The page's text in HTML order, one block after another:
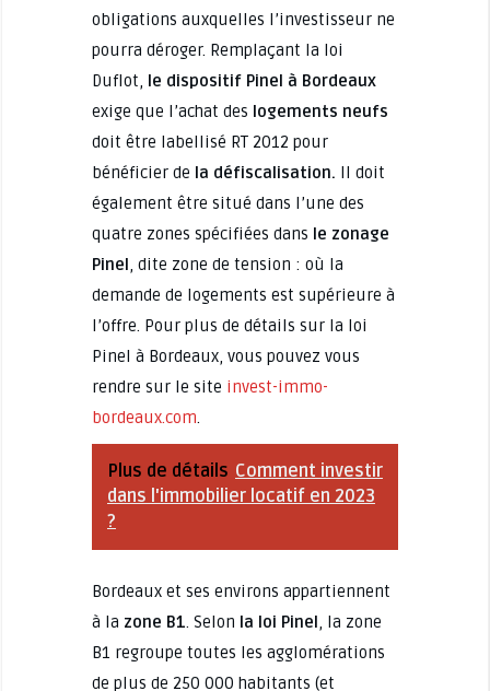
obligations auxquelles l’investisseur ne
pourra déroger. Remplaçant la loi
Duflot, le dispositif Pinel à Bordeaux
exige que l’achat des logements neufs
doit être labellisé RT 2012 pour
bénéficier de la défiscalisation. Il doit
également être situé dans l’une des
quatre zones spécifiées dans le zonage
Pinel, dite zone de tension : où la
demande de logements est supérieure à
l’offre. Pour plus de détails sur la loi
Pinel à Bordeaux, vous pouvez vous
rendre sur le site invest-immo-
bordeaux.com.
Plus de détails Comment investir
dans l'immobilier locatif en 2023
?
Bordeaux et ses environs appartiennent
à la zone B1. Selon la loi Pinel, la zone
B1 regroupe toutes les agglomérations
de plus de 250 000 habitants (et